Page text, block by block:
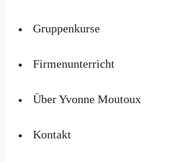
Gruppenkurse
Firmenunterricht
Über Yvonne Moutoux
Kontakt